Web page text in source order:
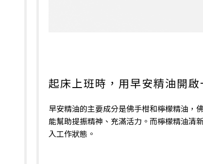
起床上班時，用早安精油開
早安精油的主要成分是佛手柑和檸檬精油，
能幫助提振精神、充滿活力。而檸檬精油清
入工作狀態。